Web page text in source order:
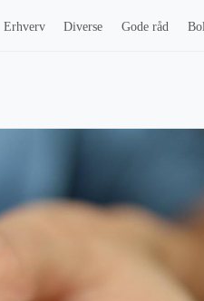
Erhverv Diverse Gode råd